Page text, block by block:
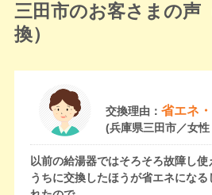
三田市のお客さまの声
換）
交換理由： 省エネ
(兵庫県三田市／女
以前の給湯器ではそろそろ故障し
うちに交換したほうが省エネにな